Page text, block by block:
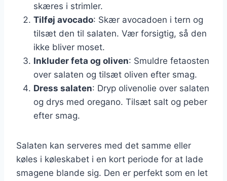
skæres i strimler.
Tilføj avocado: Skær avocadoen i tern og
tilsæt den til salaten. Vær forsigtig, så den
ikke bliver moset.
Inkluder feta og oliven: Smuldre fetaosten
over salaten og tilsæt oliven efter smag.
Dress salaten: Dryp olivenolie over salaten
og drys med oregano. Tilsæt salt og peber
efter smag.
Salaten kan serveres med det samme eller
køles i køleskabet i en kort periode for at lade
smagene blande sig. Den er perfekt som en let